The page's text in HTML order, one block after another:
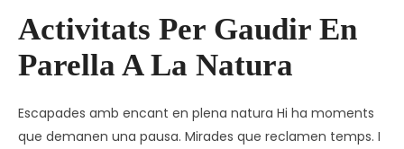
Activitats Per Gaudir En
Parella A La Natura
Escapades amb encant en plena natura Hi ha moments
que demanen una pausa. Mirades que reclamen temps. I